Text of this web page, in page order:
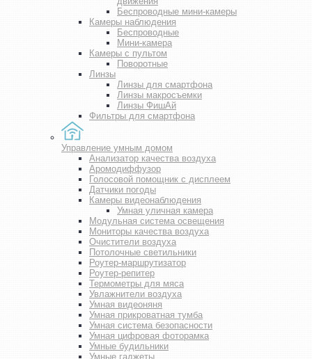
Беспроводные мини-камеры
Камеры наблюдения
Беспроводные
Мини-камера
Камеры с пультом
Поворотные
Линзы
Линзы для смартфона
Линзы макросъемки
Линзы ФишАй
Фильтры для смартфона
Управление умным домом
Анализатор качества воздуха
Аромодиффузор
Голосовой помощник с дисплеем
Датчики погоды
Камеры видеонаблюдения
Умная уличная камера
Модульная система освещения
Мониторы качества воздуха
Очистители воздуха
Потолочные светильники
Роутер-маршрутизатор
Роутер-репитер
Термометры для мяса
Увлажнители воздуха
Умная видеоняня
Умная прикроватная тумба
Умная система безопасности
Умная цифровая фоторамка
Умные будильники
Умные гаджеты